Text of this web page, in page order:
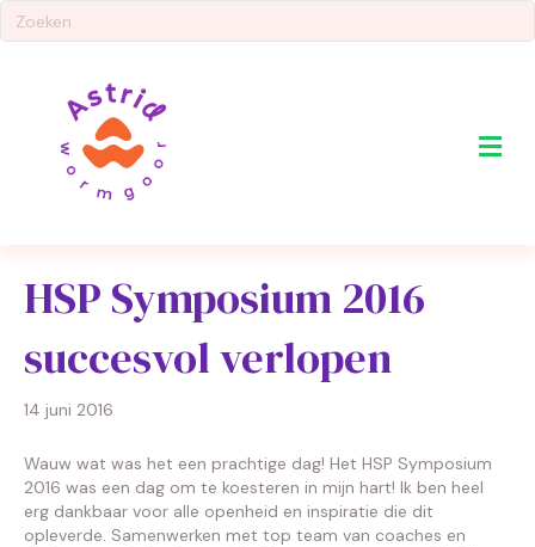
HSP Symposium 2016
succesvol verlopen
14 juni 2016
Wauw wat was het een prachtige dag! Het HSP Symposium
2016 was een dag om te koesteren in mijn hart! Ik ben heel
erg dankbaar voor alle openheid en inspiratie die dit
opleverde. Samenwerken met top team van coaches en